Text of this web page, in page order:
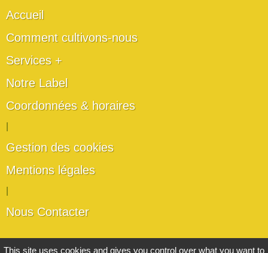
Accueil
Comment cultivons-nous
Services +
Notre Label
Coordonnées & horaires
Gestion des cookies
Mentions légales
Nous Contacter
Les artisans du végétal
This site uses cookies and gives you control over what you want to